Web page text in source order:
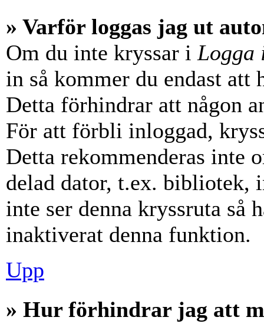
» Varför loggas jag ut
Om du inte kryssar i Logga
in så kommer du endast
Detta förhindrar att någon
För att förbli inloggad,
Detta rekommenderas inte
delad dator, t.ex. bibliotek,
inte ser denna kryssruta så
inaktiverat denna funktion.
Upp
» Hur förhindrar jag att